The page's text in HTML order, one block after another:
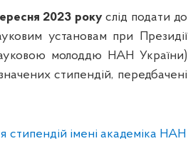
2023 рокуслід подати до
установам при Президії
молоддю НАН України)
стипендій, передбачені
стипендій імені академіка НАН